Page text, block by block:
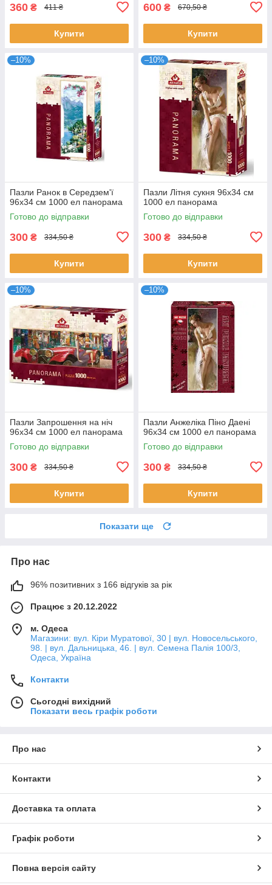
360 ₴ 411 ₴
Купити
600 ₴ 670,50 ₴
Купити
–10%
Пазли Ранок в Середзем'ї
96х34 см 1000 ел панорама
Готово до відправки
300 ₴ 334,50 ₴
Купити
–10%
Пазли Літня сукня 96х34 см
1000 ел панорама
Готово до відправки
300 ₴ 334,50 ₴
Купити
–10%
Пазли Запрошення на ніч
96х34 см 1000 ел панорама
Готово до відправки
300 ₴ 334,50 ₴
Купити
–10%
Пазли Анжеліка Піно Даені
96х34 см 1000 ел панорама
Готово до відправки
300 ₴ 334,50 ₴
Купити
Показати ще
Про нас
96% позитивних з 166 відгуків за рік
Працює з 20.12.2022
м. Одеса
Магазини: вул. Кіри Муратової, 30 | вул. Новосельського,
98. | вул. Дальницька, 46. | вул. Семена Палія 100/3,
Одеса, Україна
Контакти
Сьогодні вихідний
Показати весь графік роботи
Про нас
Контакти
Доставка та оплата
Графік роботи
Повна версія сайту